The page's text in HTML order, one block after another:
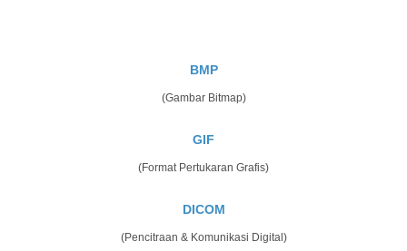
BMP
(Gambar Bitmap)
GIF
(Format Pertukaran Grafis)
DICOM
(Pencitraan & Komunikasi Digital)